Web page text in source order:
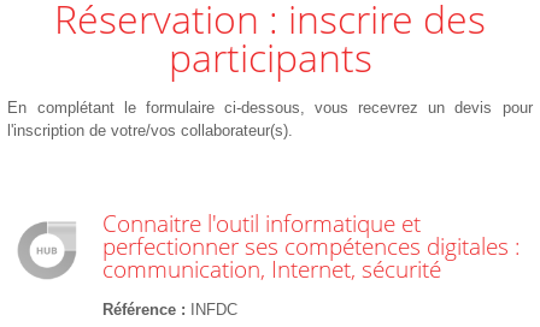
Réservation : inscrire des
participants
En complétant le formulaire ci-dessous, vous recevrez un devis pour
l'inscription de votre/vos collaborateur(s).
Connaitre l'outil informatique et
perfectionner ses compétences digitales :
communication, Internet, sécurité
Référence INFDC